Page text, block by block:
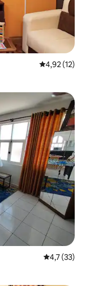
Средна
4,92 (12)
Средна
4,7 (33)